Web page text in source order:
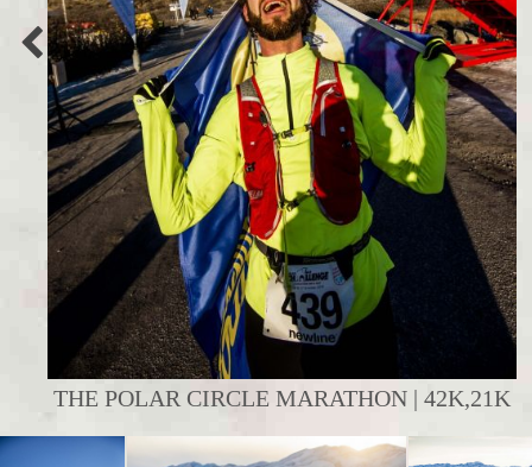
THE POLAR CIRCLE MARATHON | 42K,21K